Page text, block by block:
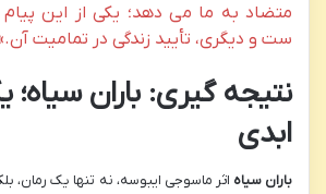
متضاد به ما می دهد؛ یکی از این
ست و دیگری، تأیید زندگی در تمامیت
نتیجه گیری: باران
ابدی
باران سیاه اثر ماسوجی ایبوسه، نه تنها یک رمان،